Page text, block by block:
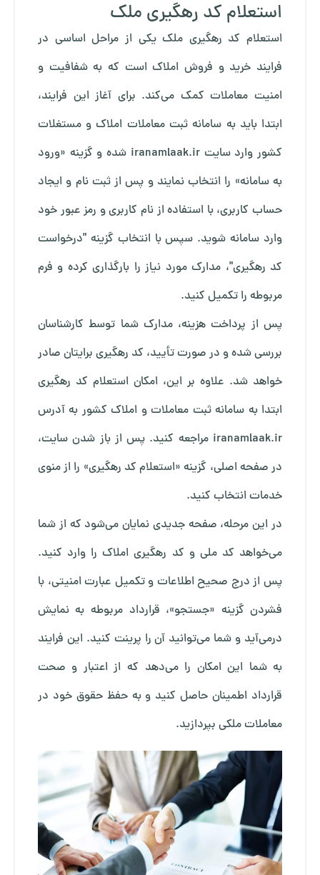
استعلام کد رهگیری ملک
استعلام کد رهگیری ملک یکی از مراحل اساسی در
فرایند خرید و فروش املاک است که به شفافیت و
امنیت معاملات کمک می‌کند. برای آغاز این فرایند،
ابتدا باید به سامانه ثبت معاملات املاک و مستغلات
کشور وارد سایت iranamlaak.ir شده و گزینه «ورود
به سامانه» را انتخاب نمایند و پس از ثبت نام و ایجاد
حساب کاربری، با استفاده از نام کاربری و رمز عبور خود
وارد سامانه شوید. سپس با انتخاب گزینه "درخواست
کد رهگیری"، مدارک مورد نیاز را بارگذاری کرده و فرم
مربوطه را تکمیل کنید.
پس از پرداخت هزینه، مدارک شما توسط کارشناسان
بررسی شده و در صورت تأیید، کد رهگیری برایتان صادر
خواهد شد. علاوه بر این، امکان استعلام کد رهگیری
ابتدا به سامانه ثبت معاملات و املاک کشور به آدرس
iranamlaak.ir مراجعه کنید. پس از باز شدن سایت،
در صفحه اصلی، گزینه «استعلام کد رهگیری» را از منوی
خدمات انتخاب کنید.
در این مرحله، صفحه جدیدی نمایان می‌شود که از شما
می‌خواهد کد ملی و کد رهگیری املاک را وارد کنید.
پس از درج صحیح اطلاعات و تکمیل عبارت امنیتی، با
فشردن گزینه «جستجو»، قرارداد مربوطه به نمایش
درمی‌آید و شما می‌توانید آن را پرینت کنید. این فرایند
به شما این امکان را می‌دهد که از اعتبار و صحت
قرارداد اطمینان حاصل کنید و به حفظ حقوق خود در
معاملات ملکی بپردازید.